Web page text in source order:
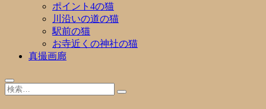
ポイント4の猫
川沿いの道の猫
駅前の猫
お寺近くの神社の猫
真撮画廊